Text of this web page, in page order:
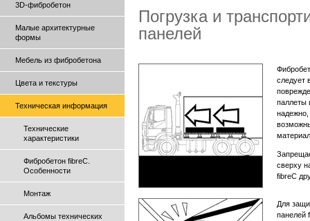
3D-фибробетон
Малые архитектурные
формы
Мебель из фибробетона
Цвета и текстуры
Техническая информация
Технические
характеристики
Фибробетон fibreC.
Особенности
Монтаж
Альбомы технических
Погрузка и
панелей
следует
паллеты
надежно,
сверху
fibreC
Для
панелей